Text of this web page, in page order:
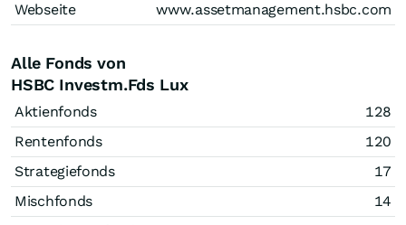
Webseite
www.assetmanagement.hsbc.com
Alle Fonds von
HSBC Investm.Fds Lux
Aktienfonds
128
Rentenfonds
120
Strategiefonds
17
Mischfonds
14